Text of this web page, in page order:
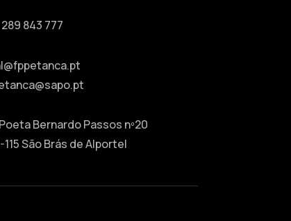
289 843 777
Bernardo Passos nº20
115 São Brás de Alportel